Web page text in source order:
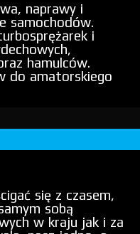
naprawy i
samochodów.
i
hamulców.
do amatorskiego
się z czasem,
sobą
w kraju jak i za